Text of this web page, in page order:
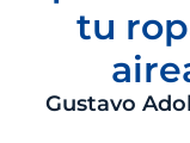
tu
Gustavo